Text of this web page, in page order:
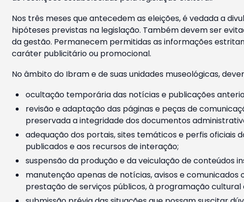
Nos três meses que antecedem as eleições, é vedada a
hipóteses previstas na legislação. Também devem ser
da gestão. Permanecem permitidas as informações
caráter publicitário ou promocional.
No âmbito do Ibram e de suas unidades museológicas,
ocultação temporária das notícias e publicações
revisão e adaptação das páginas e peças de
preservada a integridade dos documentos
adequação dos portais, sites temáticos e perfis oficiais
publicados e aos recursos de interação;
suspensão da produção e da veiculação de conteúdos
manutenção apenas de notícias, avisos e
prestação de serviços públicos, à programação